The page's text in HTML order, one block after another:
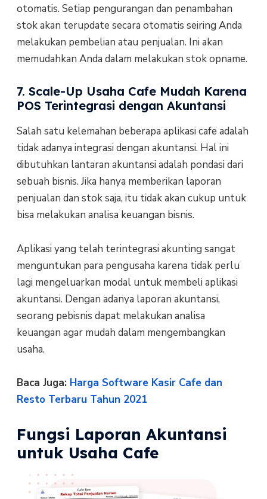
otomatis. Setiap pengurangan dan penambahan
stok akan terupdate secara otomatis seiring Anda
melakukan pembelian atau penjualan. Ini akan
memudahkan Anda dalam melakukan stok opname.
7. Scale-Up Usaha Cafe Mudah Karena
POS Terintegrasi dengan Akuntansi
Salah satu kelemahan beberapa aplikasi cafe adalah
tidak adanya integrasi dengan akuntansi. Hal ini
dibutuhkan lantaran akuntansi adalah pondasi dari
sebuah bisnis. Jika hanya memberikan laporan
penjualan dan stok saja, itu tidak akan cukup untuk
bisa melakukan analisa keuangan bisnis.
Aplikasi yang telah terintegrasi akunting sangat
menguntukan para pengusaha karena tidak perlu
lagi mengeluarkan modal untuk membeli aplikasi
akuntansi. Dengan adanya laporan akuntansi,
seorang pebisnis dapat melakukan analisa
keuangan agar mudah dalam mengembangkan
usaha.
Baca Juga: Harga Software Kasir Cafe dan
Resto Terbaru Tahun 2021
Fungsi Laporan Akuntansi
untuk Usaha Cafe